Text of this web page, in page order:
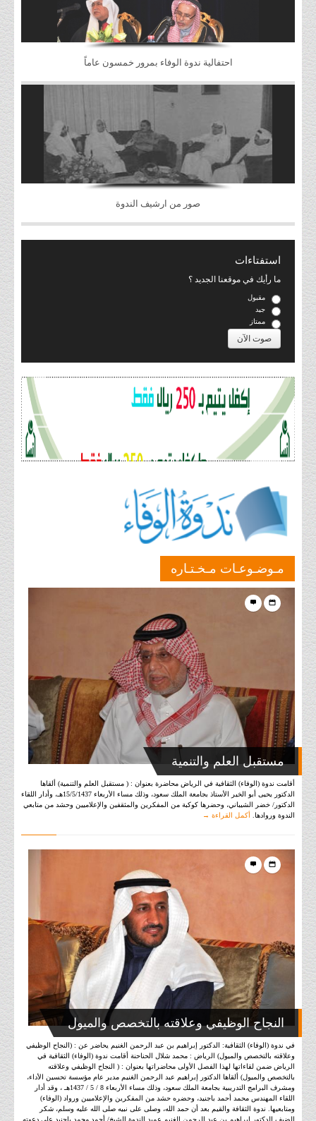
احتفالية ندوة الوفاء بمرور خمسون عاماً
صور من ارشيف الندوة
استفتاءات
ما رأيك في موقعنا الجديد ؟
مقبول
جيد
ممتاز
مـوضـوعـات مـخـتـاره
مستقبل العلم والتنمية
أقامت ندوة (الوفاء) الثقافية في الرياض محاضرة بعنوان : ( مستقبل العلم والتنمية) ألقاها
الدكتور يحيى أبو الخير الأستاذ بجامعة الملك سعود، وذلك مساء الأربعاء 15/5/1437هـ، وأدار اللقاء
الدكتور/ خضر الشيباني، وحضرها كوكبة من المفكرين والمثقفين والإعلاميين وحشد من متابعي
الندوة وروادها.
أكمل القراءة →
النجاح الوظيفي وعلاقته بالتخصص والميول
في ندوة (الوفاء) الثقافية: الدكتور إبراهيم بن عبد الرحمن الغنيم يحاضر عن : (النجاح الوظيفي
وعلاقته بالتخصص والميول) الرياض : محمد شلال الحناحنة أقامت ندوة (الوفاء) الثقافية في
الرياض ضمن لقاءاتها لهذا الفصل الأولى محاضراتها بعنوان : ( النجاح الوظيفي وعلاقته
بالتخصص والميول) ألقاها الدكتور إبراهيم عبد الرحمن الغنيم مدير عام مؤسسة تحسين الأداء،
ومشرف البرامج التدريبية بجامعة الملك سعود، وذلك مساء الأربعاء 8 / 5 / 1437هـ ، وقد أدار
اللقاء المهندس محمد أحمد باجنيد، وحضره حشد من المفكرين والإعلاميين ورواد (الوفاء)
ومتابعيها. ندوة الثقافة والقيم بعد أن حمد الله، وصلى على نبيه صلى الله عليه وسلم، شكر
الضيف الدكتور إبراهيم بن عبد الرحمن الغنيم عميد الندوة الشيخ/ أحمد محمد باجنيد على دعوته